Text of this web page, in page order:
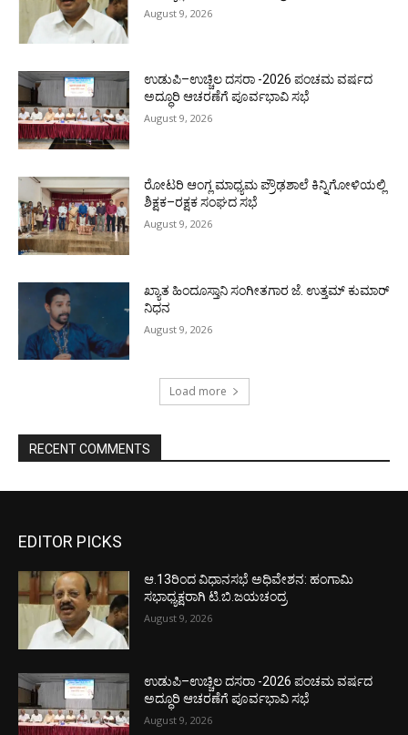
August 9, 2026
ಉಡುಪಿ–ಉಚ್ಚಿಲ ದಸರಾ -2026 ಪಂಚಮ ವರ್ಷದ
ಅದ್ಧೂರಿ ಆಚರಣೆಗೆ ಪೂರ್ವಭಾವಿ ಸಭೆ
August 9, 2026
ರೋಟರಿ ಆಂಗ್ಲ ಮಾಧ್ಯಮ ಪ್ರೌಢಶಾಲೆ ಕಿನ್ನಿಗೋಳಿಯಲ್ಲಿ
ಶಿಕ್ಷಕ–ರಕ್ಷಕ ಸಂಘದ ಸಭೆ
August 9, 2026
ಖ್ಯಾತ ಹಿಂದೂಸ್ತಾನಿ ಸಂಗೀತಗಾರ ಜೆ. ಉತ್ತಮ್ ಕುಮಾರ್
ನಿಧನ
August 9, 2026
Load more
RECENT COMMENTS
EDITOR PICKS
ಆ.13ರಿಂದ ವಿಧಾನಸಭೆ ಅಧಿವೇಶನ: ಹಂಗಾಮಿ
ಸಭಾಧ್ಯಕ್ಷರಾಗಿ ಟಿ.ಬಿ.ಜಯಚಂದ್ರ
August 9, 2026
ಉಡುಪಿ–ಉಚ್ಚಿಲ ದಸರಾ -2026 ಪಂಚಮ ವರ್ಷದ
ಅದ್ಧೂರಿ ಆಚರಣೆಗೆ ಪೂರ್ವಭಾವಿ ಸಭೆ
August 9, 2026